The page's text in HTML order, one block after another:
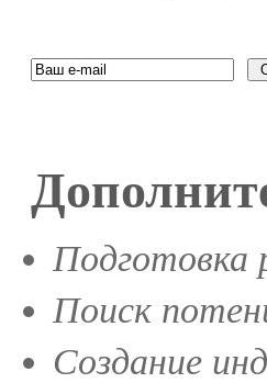
Подготовка
Поиск
Создание